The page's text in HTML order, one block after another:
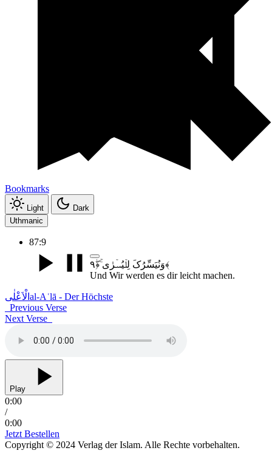
Bookmarks
Light
Dark
Uthmanic
87:9
وَنُیَسِّرُکَ لِلۡیُسۡرٰی ۚ﴿ۖ۹﴾
Und Wir werden es dir leicht machen.
الْاَعْلٰی al-Aʿlā - Der Höchste
Previous Verse
Next Verse
Play
0:00
/
0:00
Jetzt Bestellen
Copyright © 2024 Verlag der Islam. Alle Rechte vorbehalten.